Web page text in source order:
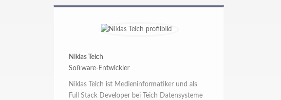
Niklas Teich
Software-Entwickler
Niklas Teich ist Medieninformatiker und als
Full Stack Developer bei Teich Datensysteme